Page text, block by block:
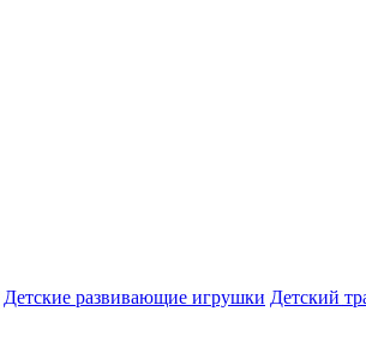
Детские развивающие игрушки Детский